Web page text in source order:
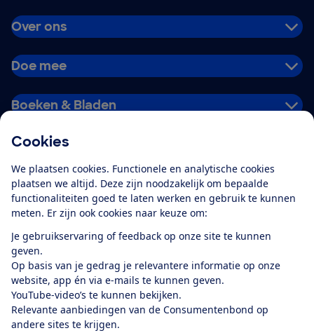
Cookies
We plaatsen cookies. Functionele en analytische cookies
plaatsen we altijd. Deze zijn noodzakelijk om bepaalde
functionaliteiten goed te laten werken en gebruik te kunnen
meten. Er zijn ook cookies naar keuze om:
Je gebruikservaring of feedback op onze site te kunnen
geven.
Op basis van je gedrag je relevantere informatie op onze
website, app én via e-mails te kunnen geven.
YouTube-video’s te kunnen bekijken.
Relevante aanbiedingen van de Consumentenbond op
andere sites te krijgen.
Over ons
Doe mee
Boeken & Bladen
Alles over de
app
Algemene Voorwaarden
Privacyverklaring
Cookiebeleid
Privacyvoorkeuren
Toegankelijkheid